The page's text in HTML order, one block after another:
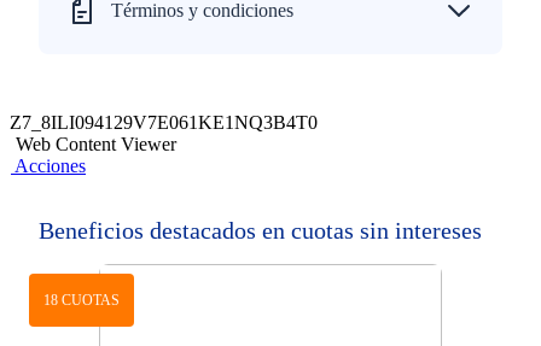
Términos y condiciones
Z7_8ILI094129V7E061KE1NQ3B4T0
Web Content Viewer
Acciones
Beneficios destacados en cuotas sin intereses
18 CUOTAS